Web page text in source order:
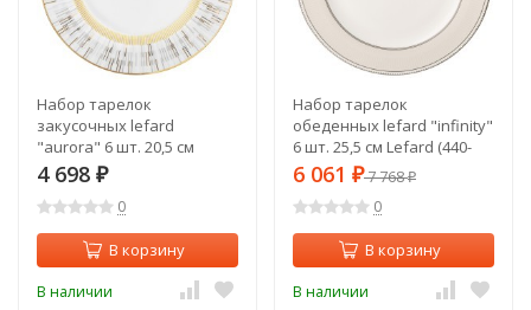
Набор тарелок
закусочных lefard
"aurora" 6 шт. 20,5 см
Lefard (440-272)
4 698 ₽
0
В корзину
В наличии
Набор тарелок
обеденных lefard "infinity"
6 шт. 25,5 см Lefard (440-
266)
6 061 ₽7 768₽
0
В корзину
В наличии